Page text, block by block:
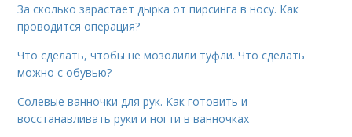
За сколько зарастает дырка от пирсинга в носу. Как
проводится операция?
Что сделать, чтобы не мозолили туфли. Что сделать
можно с обувью?
Солевые ванночки для рук. Как готовить и
восстанавливать руки и ногти в ванночках